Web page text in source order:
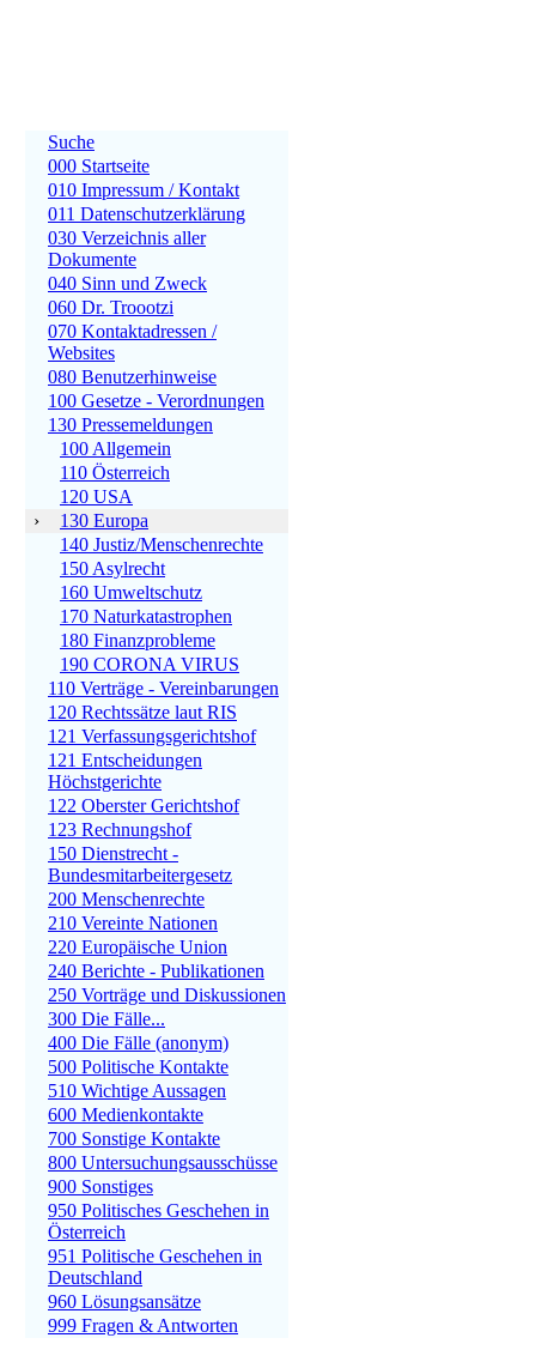
Suche
000 Startseite
010 Impressum / Kontakt
011 Datenschutzerklärung
030 Verzeichnis aller
Dokumente
040 Sinn und Zweck
060 Dr. Troootzi
070 Kontaktadressen /
Websites
080 Benutzerhinweise
100 Gesetze - Verordnungen
130 Pressemeldungen
100 Allgemein
110 Österreich
120 USA
›
130 Europa
140 Justiz/Menschenrechte
150 Asylrecht
160 Umweltschutz
170 Naturkatastrophen
180 Finanzprobleme
190 CORONA VIRUS
110 Verträge - Vereinbarungen
120 Rechtssätze laut RIS
121 Verfassungsgerichtshof
121 Entscheidungen
Höchstgerichte
122 Oberster Gerichtshof
123 Rechnungshof
150 Dienstrecht -
Bundesmitarbeitergesetz
200 Menschenrechte
210 Vereinte Nationen
220 Europäische Union
240 Berichte - Publikationen
250 Vorträge und Diskussionen
300 Die Fälle...
400 Die Fälle (anonym)
500 Politische Kontakte
510 Wichtige Aussagen
600 Medienkontakte
700 Sonstige Kontakte
800 Untersuchungsausschüsse
900 Sonstiges
950 Politisches Geschehen in
Österreich
951 Politische Geschehen in
Deutschland
960 Lösungsansätze
999 Fragen & Antworten